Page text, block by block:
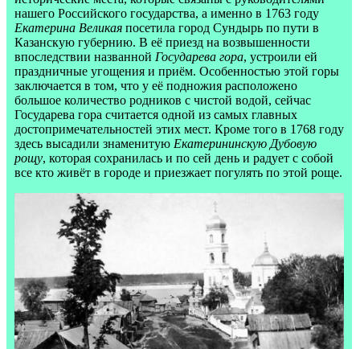
нашего Российского государства, а именно в 1763 году
Екатерина Великая посетила город Сундырь по пути в
Казанскую губернию. В её приезд на возвышенности
впоследствии названной Государева гора, устроили ей
праздничные угощения и приём. Особенностью этой горы
заключается в том, что у её подножия расположено
большое количество родников с чистой водой, сейчас
Государева гора считается одной из самых главных
достопримечательностей этих мест. Кроме того в 1768 году
здесь высадили знаменитую Екатерининскую Дубовую
рощу, которая сохранилась и по сей день и радует с собой
все кто живёт в городе и приезжает погулять по этой роще.